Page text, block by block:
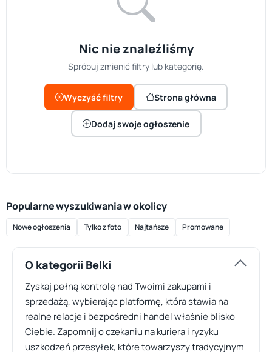
Nic nie znaleźliśmy
Spróbuj zmienić filtry lub kategorię.
Wyczyść filtry Strona główna
Dodaj swoje ogłoszenie
Popularne wyszukiwania w okolicy
Nowe ogłoszenia Tylko z foto Najtańsze Promowane
O kategorii Belki
Zyskaj pełną kontrolę nad Twoimi zakupami i
sprzedażą, wybierając platformę, która stawia na
realne relacje i bezpośredni handel właśnie blisko
Ciebie. Zapomnij o czekaniu na kuriera i ryzyku
uszkodzeń przesyłek, które towarzyszy tradycyjnym